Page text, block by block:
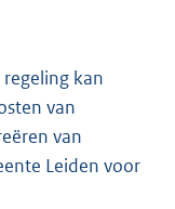
kan
van
van
Leiden voor